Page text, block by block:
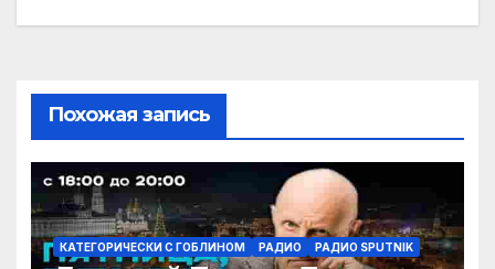
ni
ki
Похожая запись
КАТЕГОРИЧЕСКИ С ГОБЛИНОМ РАДИО РАДИО SPUTNIK